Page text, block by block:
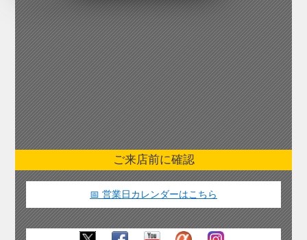
ご来店前に確認
📅 営業日カレンダーはこちら